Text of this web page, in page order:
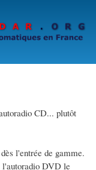
CD... plutôt
l'entrée de gamme.
l'autoradio DVD le